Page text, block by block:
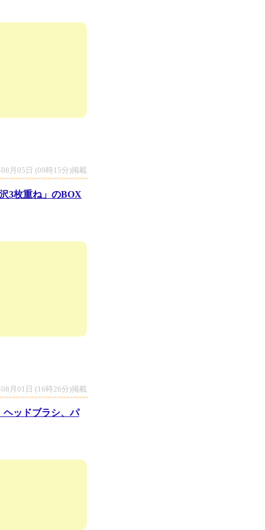
月05日 (09時15分)掲載
3枚重ね」のBOX
月01日 (16時26分)掲載
ヘッドブラシ、パ